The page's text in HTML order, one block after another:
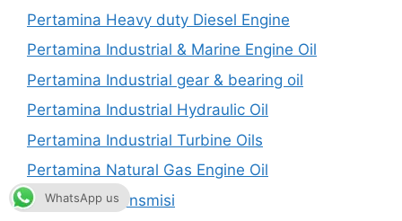
Pertamina Heavy duty Diesel Engine
Pertamina Industrial & Marine Engine Oil
Pertamina Industrial gear & bearing oil
Pertamina Industrial Hydraulic Oil
Pertamina Industrial Turbine Oils
Pertamina Natural Gas Engine Oil
Pertamina Transmisi
WhatsApp us